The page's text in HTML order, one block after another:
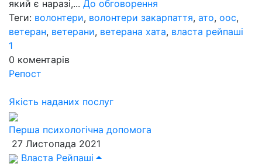
який є наразі,... До обговорення
Теги: волонтери, волонтери закарпаття, ато, оос,
ветеран, ветерани, ветерана хата, власта рейпаші
1
0 коментарів
Репост
Якість наданих послуг
Перша психологічна допомога
27 Листопада 2021
Власта Рейпаші